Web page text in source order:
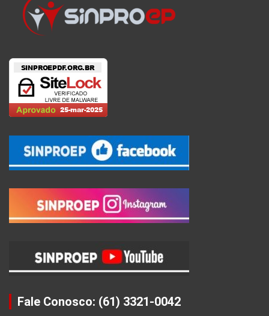
Fale Conosco: (61) 3321-0042